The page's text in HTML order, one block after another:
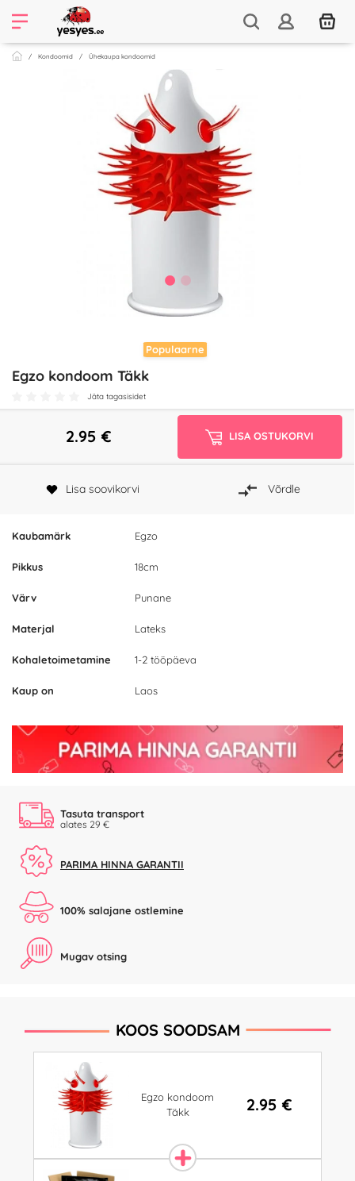
Kondoomid Ühekaupa kondoomid
Populaarne
Egzo kondoom Täkk
Jäta tagasisidet
Kaubamärk Egzo
Pikkus 18cm
Värv Punane
Materjal Lateks
Kohaletoimetamine 1-2 tööpäeva
Kaup on Laos
2.95 € LISA OSTUKORVI
Lisa soovikorvi Võrdle
Tasuta transport
alates 29 €
PARIMA HINNA GARANTII
100% salajane ostlemine
Mugav otsing
KOOS SOODSAM
Egzo kondoom
Täkk
2.95 €